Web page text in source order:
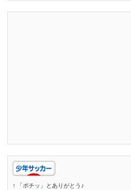
↑ 「ポチッ」とありがとう♪